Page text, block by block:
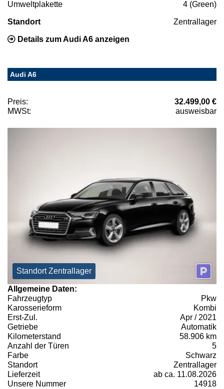
Umweltplakette 4 (Green)
Standort Zentrallager
Details zum Audi A6 anzeigen
Audi A6
Preis:
32.499,00 €
MWSt:
ausweisbar
Standort Zentrallager
Allgemeine Daten:
Fahrzeugtyp
Pkw
Karosserieform
Kombi
Erst-Zul.
Apr / 2021
Getriebe
Automatik
Kilometerstand
58.906 km
Anzahl der Türen
5
Farbe
Schwarz
Standort
Zentrallager
Lieferzeit
ab ca. 11.08.2026
Unsere Nummer
14918